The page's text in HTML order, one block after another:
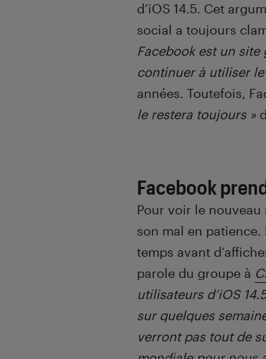
d’iOS 14.5. Cet
social a toujours
Facebook est un
continuer à utiliser le
années. Toutefois,
le restera toujours »
Facebook
Pour voir le
son mal en patience.
temps avant
parole du groupe à
utilisateurs d’iOS
sur quelques
verront pas tout de